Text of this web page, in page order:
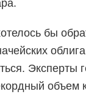
бы
Эксперты
объем